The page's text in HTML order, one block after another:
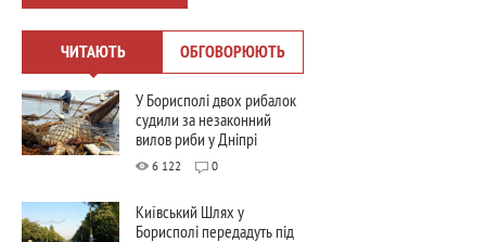
ЧИТАЮТЬ ОБГОВОРЮЮТЬ
У Борисполі двох рибалок
судили за незаконний
вилов риби у Дніпрі
6 122 0
Київський Шлях у
Борисполі передадуть під